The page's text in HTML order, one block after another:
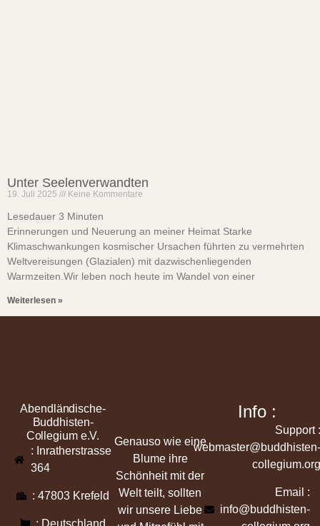
Unter Seelenverwandten
19. Juli 2025 Keine Kommentare
Lesedauer 3 Minuten
Erinnerungen und Neuerung an meiner Heimat Starke
Klimaschwankungen kosmischer Ursachen führten zu vermehrten
Weltvereisungen (Glazialen) mit dazwischenliegenden
Warmzeiten.Wir leben noch heute im Wandel von einer
Weiterlesen »
Abendländische-
Buddhisten-
Collegium e.V.
: Inratherstrasse
364
: 47803 Krefeld
: Deutschland
Genauso wie eine
Blume ihre
Schönheit mit der
Welt teilt, sollten
wir unsere Liebe
Info :
Support :
webmaster@buddhisten-
collegium.org
Email :
info@buddhisten-